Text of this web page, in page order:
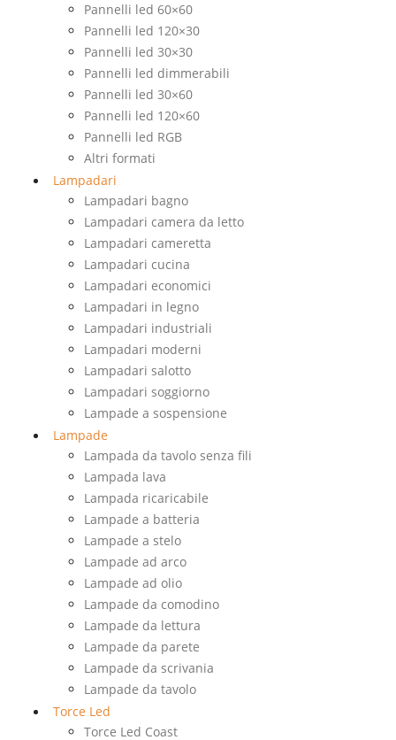
Pannelli led 60×60
Pannelli led 120×30
Pannelli led 30×30
Pannelli led dimmerabili
Pannelli led 30×60
Pannelli led 120×60
Pannelli led RGB
Altri formati
Lampadari
Lampadari bagno
Lampadari camera da letto
Lampadari cameretta
Lampadari cucina
Lampadari economici
Lampadari in legno
Lampadari industriali
Lampadari moderni
Lampadari salotto
Lampadari soggiorno
Lampade a sospensione
Lampade
Lampada da tavolo senza fili
Lampada lava
Lampada ricaricabile
Lampade a batteria
Lampade a stelo
Lampade ad arco
Lampade ad olio
Lampade da comodino
Lampade da lettura
Lampade da parete
Lampade da scrivania
Lampade da tavolo
Torce Led
Torce Led Coast